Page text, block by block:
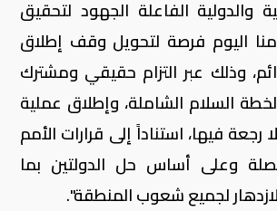
والدولية الفاعلة الجهود لتحقيق
اليوم فرصة لتحويل وقف إطلاق
وذلك عبر التزام حقيقي ومشترك
لخطة السلام الشاملة، وإطلاق عملية
فيها، استناداً إلى قرارات الأمم
وعلى أساس حل الدولتين بما
لجميع شعوب المنطقة".